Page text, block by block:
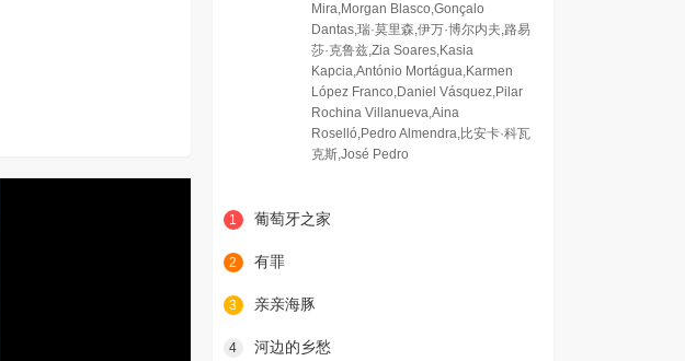
Mira,Morgan Blasco,Gonçalo
Dantas,瑞·莫里森,伊万·博尔内夫,路易
莎·克鲁兹,Zia Soares,Kasia
Kapcia,António Mortágua,Karmen
López Franco,Daniel Vásquez,Pilar
Rochina Villanueva,Aina
Roselló,Pedro Almendra,比安卡·科瓦
克斯,José Pedro
1 葡萄牙之家
2 有罪
3 亲亲海豚
4 河边的乡愁